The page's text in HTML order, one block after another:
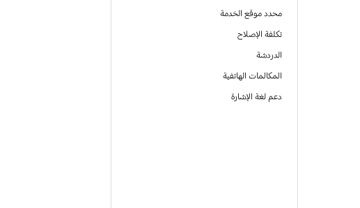
محدد موقع الخدمة
تكلفة الإصلاح
الدردشة
المكالمات الهاتفية
دعم لغة الإشارة